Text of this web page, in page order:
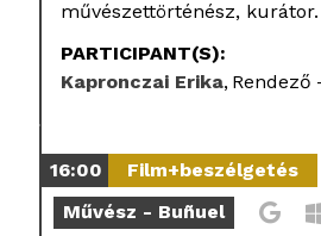
művészettörténész, kurátor.
PARTICIPANT(S):
Kapronczai Erika Rendező
16:00
Film+beszélgetés
Művész - Buñuel